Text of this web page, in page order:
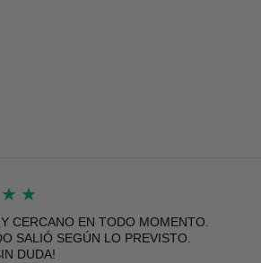
★ ★
CERCANO EN TODO MOMENTO.
SALIÓ SEGÚN LO PREVISTO.
DUDA!